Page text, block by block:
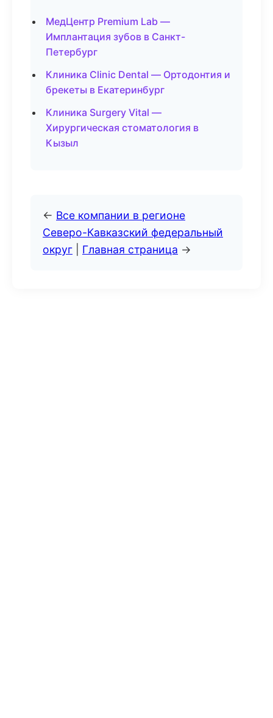
МедЦентр Premium Lab —
Имплантация зубов в Санкт-
Петербург
Клиника Clinic Dental — Ортодонтия и
брекеты в Екатеринбург
Клиника Surgery Vital —
Хирургическая стоматология в
Кызыл
← Все компании в регионе
Северо-Кавказский федеральный
округ
Главная страница →